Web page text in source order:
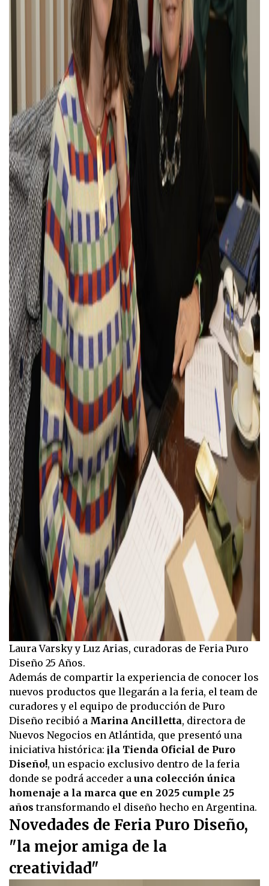
Laura Varsky y Luz Arias, curadoras de Feria Puro
Diseño 25 Años.
Además de compartir la experiencia de conocer los
nuevos productos que llegarán a la feria, el team de
curadores y el equipo de producción de Puro
Diseño recibió a Marina Ancilletta, directora de
Nuevos Negocios en Atlántida, que presentó una
iniciativa histórica: ¡la Tienda Oficial de Puro
Diseño!, un espacio exclusivo dentro de la feria
donde se podrá acceder a una colección única
homenaje a la marca que en 2025 cumple 25
añostransformando el diseño hecho en Argentina.
Novedades de Feria Puro Diseño,
"la mejor amiga de la
creatividad"